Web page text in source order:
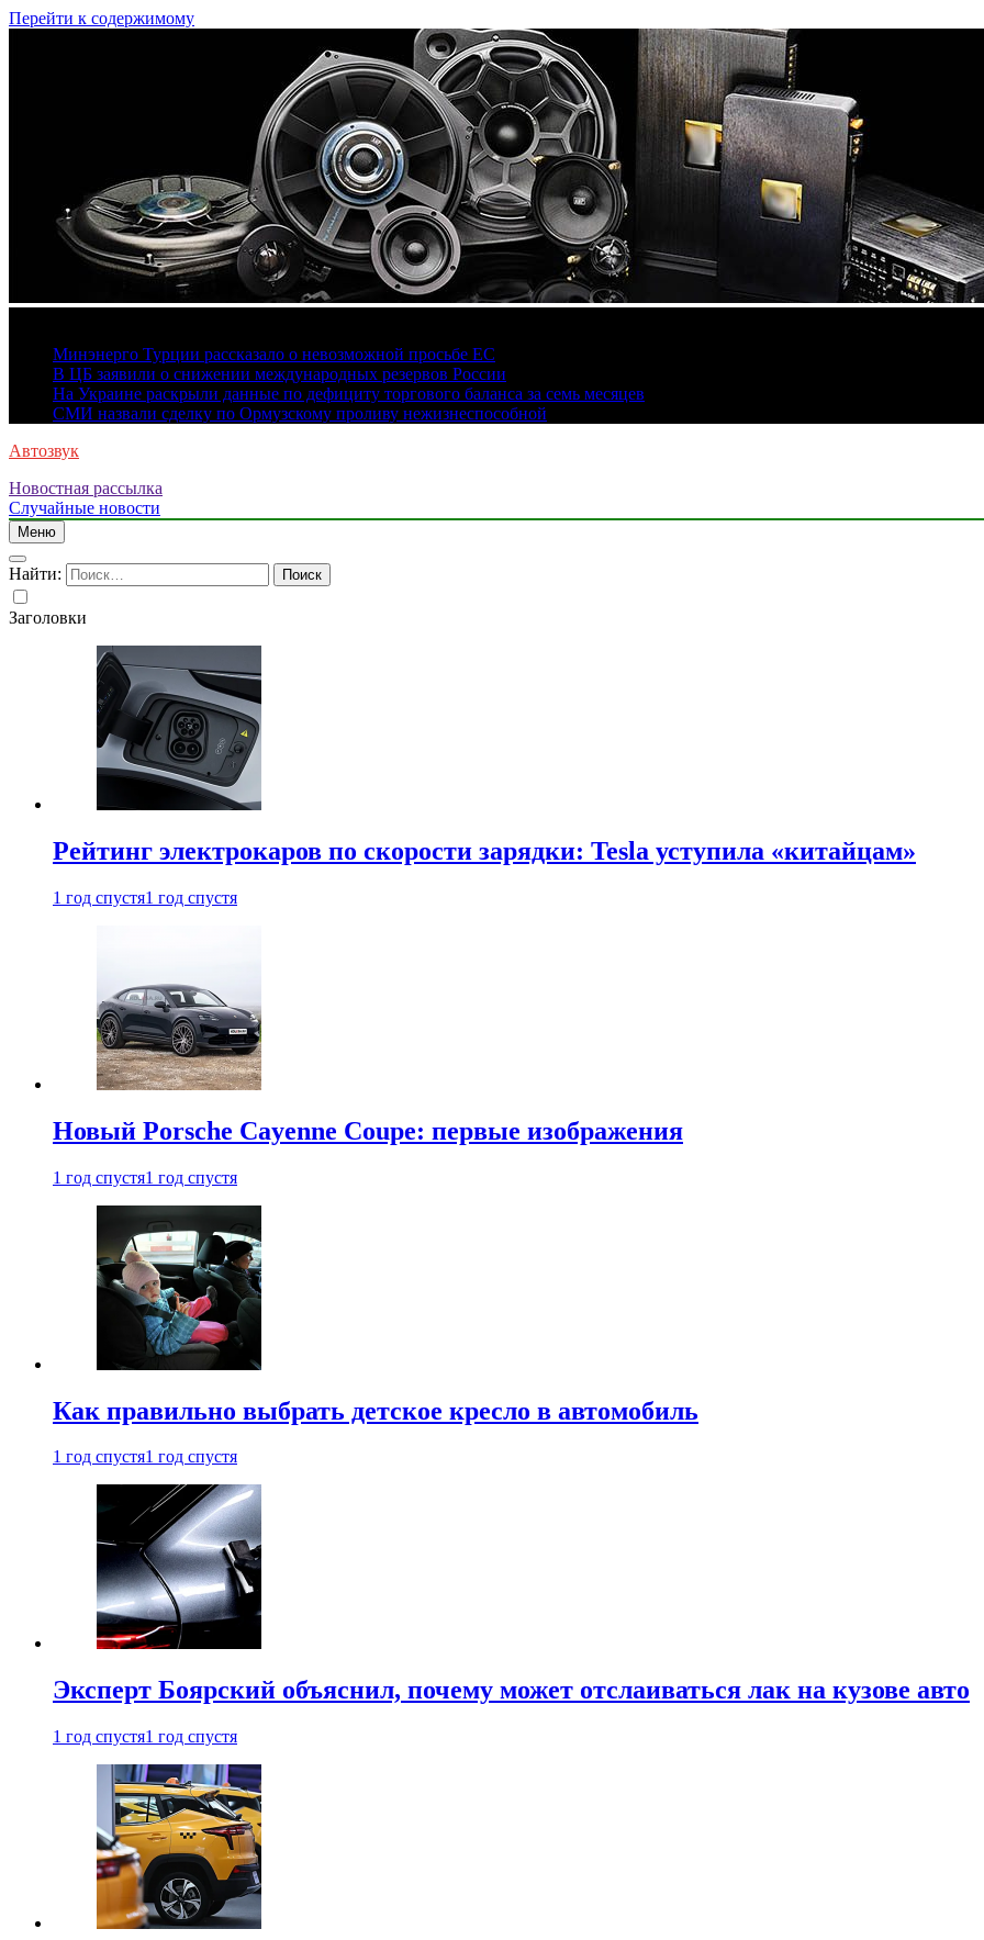
Перейти к содержимому
Минэнерго Турции рассказало о невозможной просьбе ЕС
В ЦБ заявили о снижении международных резервов России
На Украине раскрыли данные по дефициту торгового баланса за семь месяцев
СМИ назвали сделку по Ормузскому проливу нежизнеспособной
Автозвук
Новостная рассылка
Случайные новости
Меню
Найти:
Заголовки
Рейтинг электрокаров по скорости зарядки: Tesla уступила «китайцам»
1 год спустя1 год спустя
Новый Porsche Cayenne Coupe: первые изображения
1 год спустя1 год спустя
Как правильно выбрать детское кресло в автомобиль
1 год спустя1 год спустя
Эксперт Боярский объяснил, почему может отслаиваться лак на кузове авто
1 год спустя1 год спустя